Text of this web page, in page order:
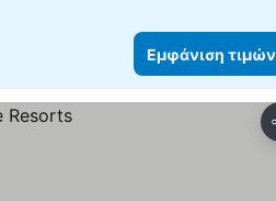
Εμφάνιση τιμών